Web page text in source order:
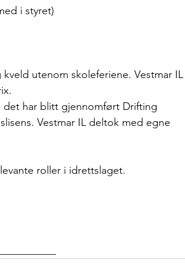
i styret)
utenom skoleferiene. Vestmar IL
det har blitt gjennomført Drifting
Vestmar IL deltok med egne
roller i idrettslaget.